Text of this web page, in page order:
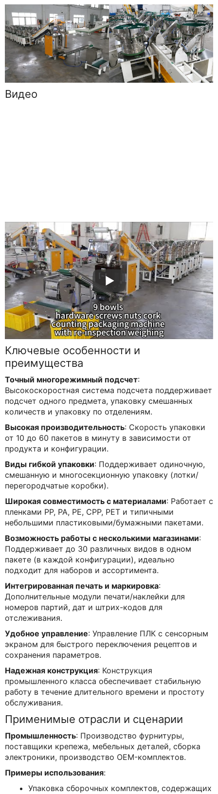
Видео
Ключевые особенности и
преимущества
Точный многорежимный подсчет:
Высокоскоростная система подсчета поддерживает
подсчет одного предмета, упаковку смешанных
количеств и упаковку по отделениям.
Высокая производительность: Скорость упаковки
от 10 до 60 пакетов в минуту в зависимости от
продукта и конфигурации.
Виды гибкой упаковки: Поддерживает одиночную,
смешанную и многосекционную упаковку (лотки/
перегородчатые коробки).
Широкая совместимость с материалами: Работает с
пленками PP, PA, PE, CPP, PET и типичными
небольшими пластиковыми/бумажными пакетами.
Возможность работы с несколькими магазинами:
Поддерживает до 30 различных видов в одном
пакете (в каждой конфигурации), идеально
подходит для наборов и ассортимента.
Интегрированная печать и маркировка:
Дополнительные модули печати/наклейки для
номеров партий, дат и штрих-кодов для
отслеживания.
Удобное управление: Управление ПЛК с сенсорным
экраном для быстрого переключения рецептов и
сохранения параметров.
Надежная конструкция: Конструкция
промышленного класса обеспечивает стабильную
работу в течение длительного времени и простоту
обслуживания.
Применимые отрасли и сценарии
Промышленность: Производство фурнитуры,
поставщики крепежа, мебельных деталей, сборка
электроники, производство OEM-комплектов.
Примеры использования:
Упаковка сборочных комплектов, содержащих